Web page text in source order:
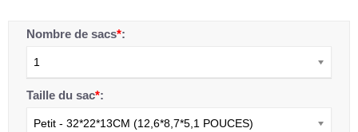
Nombre de sacs*:
1
Taille du sac*:
Petit - 32*22*13CM (12,6*8,7*5,1 POUCES)